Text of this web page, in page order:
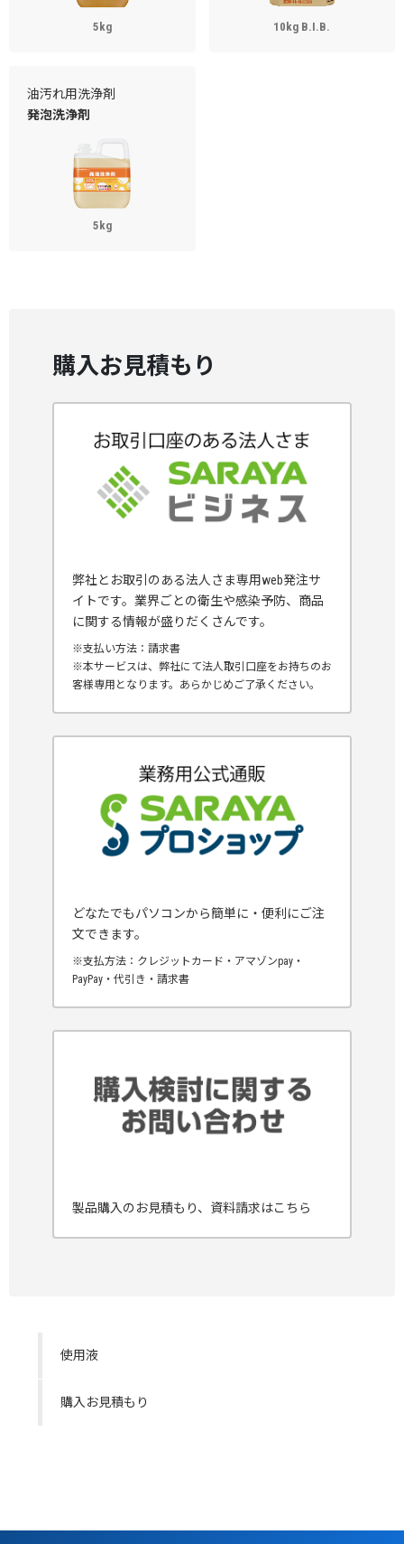
5kg 10kg B.I.B.
油汚れ用洗浄剤
発泡洗浄剤
5kg
購入お見積もり
弊社とお取引のある法人さま専用web発注サ
イトです。業界ごとの衛生や感染予防、商品
に関する情報が盛りだくさんです。
※支払い方法：請求書
※本サービスは、弊社にて法人取引口座をお持ちのお
客様専用となります。あらかじめご了承ください。
どなたでもパソコンから簡単に・便利にご注
文できます。
※支払方法：クレジットカード・アマゾンpay・
PayPay・代引き・請求書
製品購入のお見積もり、資料請求はこちら
使用液
購入お見積もり